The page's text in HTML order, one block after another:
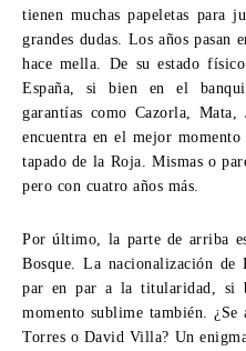
tienen muchas papeletas para
grandes dudas. Los años pasan
hace mella. De su estado
España, si bien en el
garantías como Cazorla,
encuentra en el mejor
tapado de la Roja. Mismas o
pero con cuatro años más.
Por último, la parte de arriba
Bosque. La nacionalización
par en par a la titularidad, si
momento sublime también.
Torres o David Villa? Un